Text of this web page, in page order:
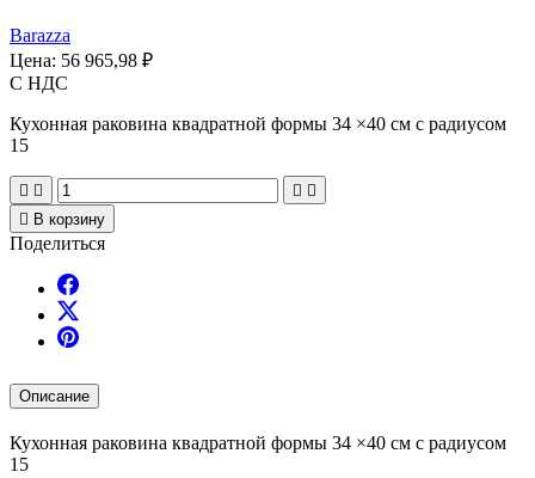
Barazza
Цена: 56 965,98 ₽
С НДС
Кухонная раковина квадратной формы 34 ×40 см с радиусом
15
   
 В корзину
Поделиться
Описание
Кухонная раковина квадратной формы 34 ×40 см с радиусом
15